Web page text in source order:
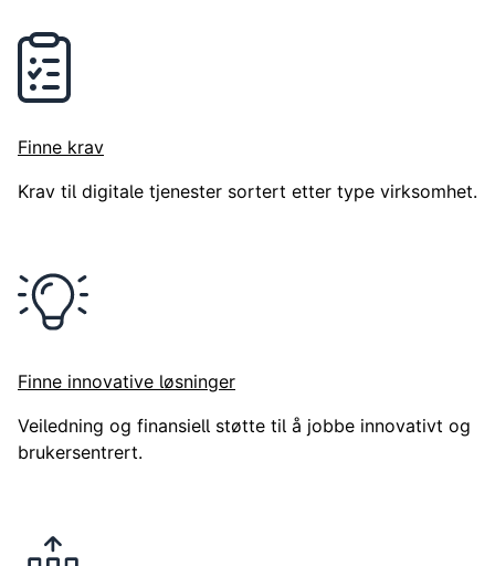
Finne krav
Krav til digitale tjenester sortert etter type virksomhet.
Finne innovative løsninger
Veiledning og finansiell støtte til å jobbe innovativt og
brukersentrert.